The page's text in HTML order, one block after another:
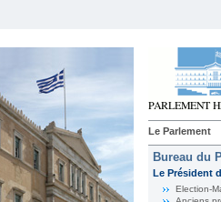
Le Parlement
Bureau du
Le Président
Election-